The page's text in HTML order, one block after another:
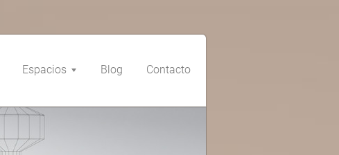
Espacios Blog Contacto